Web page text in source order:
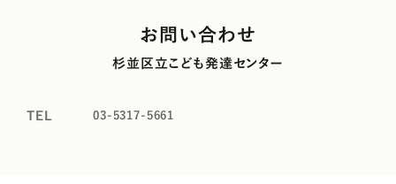
お問い合わせ
杉並区立こども発達センター
TEL 03-5317-5661